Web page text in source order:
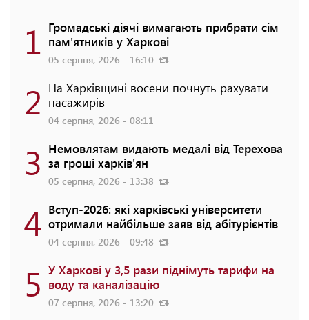
1 Громадські діячі вимагають прибрати сім
пам'ятників у Харкові
05 серпня, 2026 - 16:10
2 На Харківщині восени почнуть рахувати
пасажирів
04 серпня, 2026 - 08:11
3 Немовлятам видають медалі від Терехова
за гроші харків'ян
05 серпня, 2026 - 13:38
4 Вступ-2026: які харківські університети
отримали найбільше заяв від абітурієнтів
04 серпня, 2026 - 09:48
5 У Харкові у 3,5 рази піднімуть тарифи на
воду та каналізацію
07 серпня, 2026 - 13:20